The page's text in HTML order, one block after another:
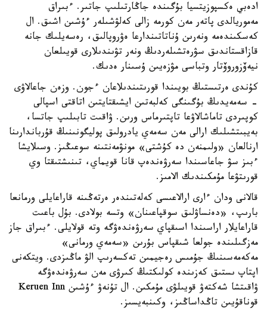
ادەبي ەكسپوزيتسيا بۇگىندە جاڭارتىلىپ جاتىر. ءبىراق
مەموريالدى پاتەر مەن كورمە زالى كەلۋشىلەر ءۇشىن اشىق. ال
كەسكىندەمە ونەرىن ۇناتاتىندارعا ەۋروپالىق، رەسەيلىك جانە
قازاقستاندىق سۋرەتشىلەردىڭ ونەر تۋىندىلارى قويىلعان
نيەۆزوروۆتار وتباسى مۋزەيىن ۇسىنار ەدىك.
كۇندى ەرتىستىڭ بويىندا قورىتىندىلاعان ءجون. وزەن جاعالاۋى
- سەمەيدىڭ بۇگىنگى كەلبەتىن ايشىقتايتىن اتاقتى اسپالى
كوپىردى تاماشالاۋعا تاپتىرماس ورىن. ۋاقىت تابىلىپ جاتسا،
بەيبىتشىلىك ارالى مەن سەمەي يادرولىق پوليگونىنىڭ قۇرباندارىنا
ارنالعان «ولىمنەن دە كۇشتى» مونۋمەنتىنە سوعىڭىز. وسىلايشا
ءبىز سۋ جاعاسىندا سەرۋەندەپ قانا قويماي، تىنىشتىقتا وي
قورىتۋعا مۇمكىندىك الامىز.
قالانى ودان ءارى ارالاعىسى كەلەتىندەر ەرتەڭىنە قاراعايلى ورمانعا
بارىپ، «دەنساۋلىق سوقپاعىنان» وتسە بولادى. بۇل باعىت
قاراعايلار اراسىندا اسىقپاي سەرۋەندەۋگە وتە قولايلى. ءبىراق جاز
مەزگىلىندە جولعا شىقپاس بۇرىن «سەمەي ورمانى»
مەكەمەسىنىڭ جۇمىس رەجيمىن تەكسەرىپ الۋ ماڭىزدى. ويتكەنى
اپتاپ ىستىق كەزىندە كولىكتىڭ كىرۋى مەن سەرۋەندەۋگە
ۋاقىتشا شەكتەۋ قويىلۋى مۇمكىن. ال تۇنەۋ ءۇشىن Keruen Inn
قوناقۇيىن تاڭداساڭىز، وكىنبەيسىز.